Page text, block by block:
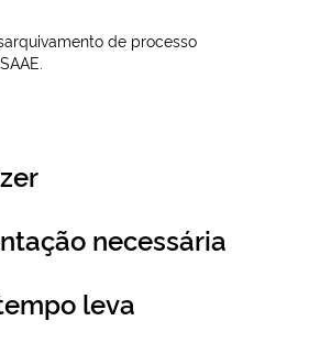
de processo
necessária
leva